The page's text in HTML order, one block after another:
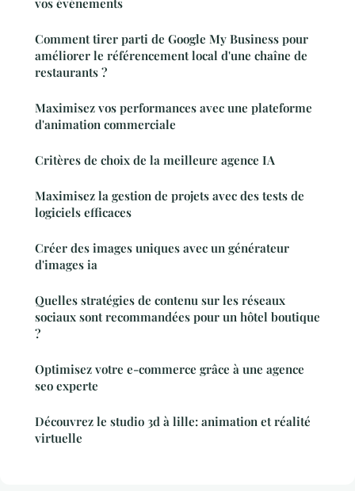
vos événements
Comment tirer parti de Google My Business pour
améliorer le référencement local d'une chaîne de
restaurants ?
Maximisez vos performances avec une plateforme
d'animation commerciale
Critères de choix de la meilleure agence IA
Maximisez la gestion de projets avec des tests de
logiciels efficaces
Créer des images uniques avec un générateur
d'images ia
Quelles stratégies de contenu sur les réseaux
sociaux sont recommandées pour un hôtel boutique
?
Optimisez votre e-commerce grâce à une agence
seo experte
Découvrez le studio 3d à lille: animation et réalité
virtuelle